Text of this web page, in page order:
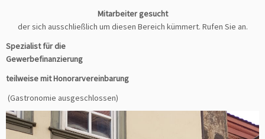
Mitarbeiter gesucht
der sich ausschließlich um diesen Bereich kümmert. Rufen Sie an.
Spezialist für die
Gewerbefinanzierung
teilweise mit Honorarvereinbarung
(Gastronomie ausgeschlossen)